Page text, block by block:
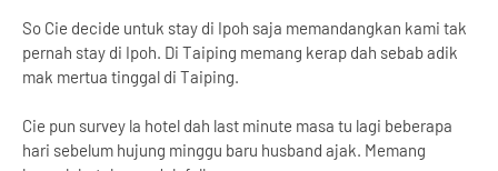
So Cie decide untuk stay di Ipoh saja memandangkan kami tak
pernah stay di Ipoh. Di Taiping memang kerap dah sebab adik
mak mertua tinggal di Taiping.
Cie pun survey la hotel dah last minute masa tu lagi beberapa
hari sebelum hujung minggu baru husband ajak. Memang